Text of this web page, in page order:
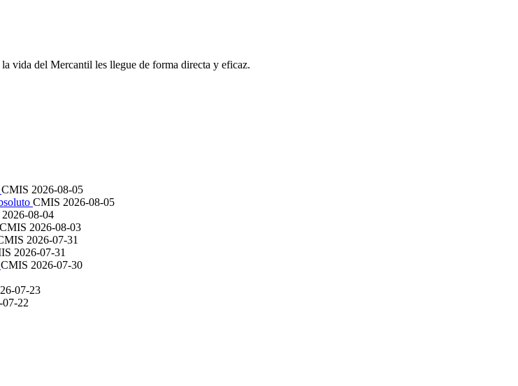
vida del Mercantil les llegue de forma directa y eficaz.
CMIS 2026-08-05
CMIS 2026-08-05
2026-08-04
CMIS 2026-08-03
2026-07-31
2026-07-31
CMIS 2026-07-30
07-23
07-22